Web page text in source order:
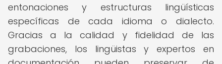
entonaciones y estructuras lingüísticas
específicas de cada idioma o dialecto.
Gracias a la calidad y fidelidad de las
grabaciones, los lingüistas y expertos en